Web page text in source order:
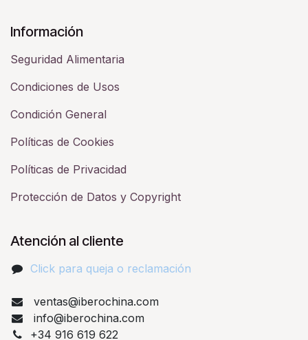
Información
Seguridad Alimentaria
Condiciones de Usos
Condición General
Políticas de Cookies
Políticas de Privacidad
Protección de Datos y Copyright
Atención al cliente
Click para queja o reclamación​
ventas@iberochina.com
info@iberochina.com
+34 916 619 622